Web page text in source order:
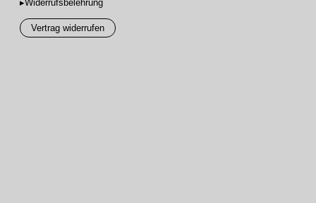
▸Widerrufsbelehrung
Vertrag widerrufen